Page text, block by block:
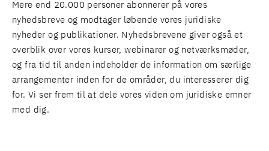
Mere end 20.000 personer abonnerer på vores
nyhedsbreve og modtager løbende vores juridiske
nyheder og publikationer. Nyhedsbrevene giver også et
overblik over vores kurser, webinarer og netværksmøder,
og fra tid til anden indeholder de information om særlige
arrangementer inden for de områder, du interesserer dig
for. Vi ser frem til at dele vores viden om juridiske emner
med dig.